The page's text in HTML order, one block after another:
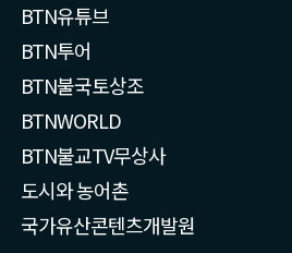
BTN유튜브
BTN투어
BTN불국토상조
BTNWORLD
BTN불교TV무상사
도시와 농어촌
국가유산콘텐츠개발원